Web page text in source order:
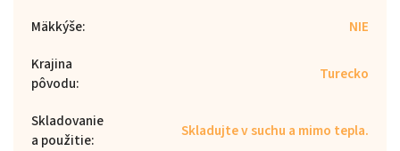
Mäkkýše:
NIE
Krajina
pôvodu: Turecko
Skladovanie
a použitie: Skladujte v suchu a mimo tepla.